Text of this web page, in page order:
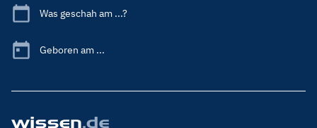
Was geschah am ...?
Geboren am ...